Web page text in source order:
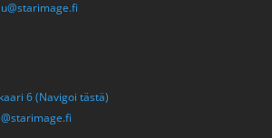
6 (Navigoi tästä)